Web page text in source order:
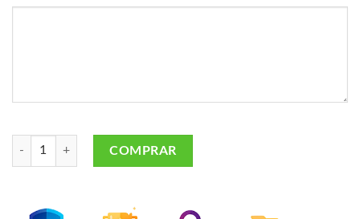
Cesta de café da manhã Puro Amor. quantidade
COMPRAR